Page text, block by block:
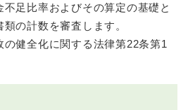
足比率およびその算定の基礎と
の計数を審査します。
の健全化に関する法律第22条第1